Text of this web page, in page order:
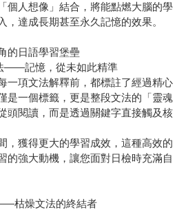
個人想像」結合，將能點燃大腦的學
，達成長期甚至永久記憶的效果。
的日語學習堡壘
——記憶，從未如此精準
一項文法解釋前，都標註了經過精心
是一個標籤，更是整段文法的「靈魂
頭閱讀，而是透過關鍵字直接觸及核
，獲得更大的學習成效，這種高效的
的強大動機，讓您面對日檢時充滿自
枯燥文法的終結者